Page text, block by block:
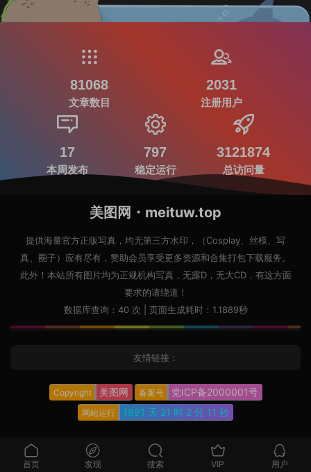
81068
文章数目
2031
注册用户
17
本周发布
797
稳定运行
3121874
总访问量
美图网・meituw.top
提供海量官方正版写真，均无第三方水印，（Cosplay、丝模、写
真、圈子）应有尽有，赞助会员享受更多资源和合集打包下载服务。
此外！本站所有图片均为正规机构写真，无露D，无大CD，有这方面
要求的请绕道！
数据库查询：40 次 | 页面生成耗时：1.1889秒
友情链接：
Copyright 美图网 备案号 党ICP备2000001号
网站运行 1891 天 21 时 2 分 12 秒
首页 发现 搜索 VIP 用户